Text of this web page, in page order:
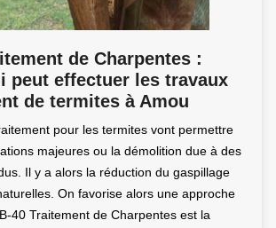
de Charpentes :
peut effectuer les travaux
de termites à Amou
pour les termites vont permettre
majeures ou la démolition due à des
Il y a alors la réduction du gaspillage
On favorise alors une approche
40 Traitement de Charpentes est la